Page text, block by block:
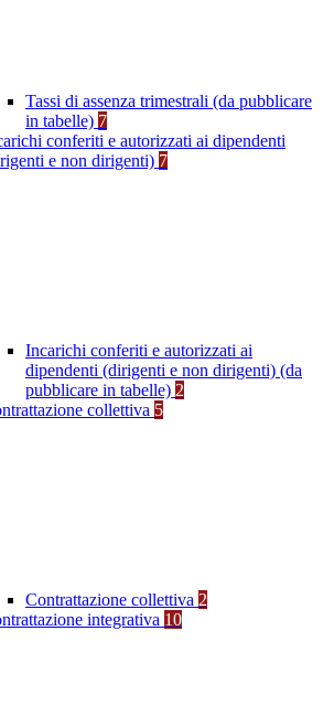
Tassi di assenza trimestrali (da pubblicare
in tabelle) 7
conferiti e autorizzati ai dipendenti
e non dirigenti) 7
Incarichi conferiti e autorizzati ai
dipendenti (dirigenti e non dirigenti) (da
pubblicare in tabelle) 2
collettiva 5
Contrattazione collettiva 2
integrativa 10